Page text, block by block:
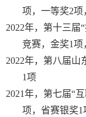
项，一等奖2项
2022年，第十三届
竞赛，金奖1项
2022年，第八届山
1项
2021年，第七届“互
项，省赛银奖1